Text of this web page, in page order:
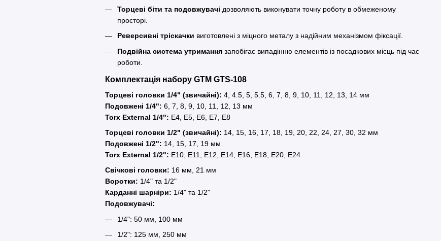
Торцеві біти та подовжувачі дозволяють виконувати точну роботу в обмеженому
просторі.
Реверсивні тріскачки виготовлені з міцного металу з надійним механізмом фіксації.
Подвійна система утримання запобігає випадінню елементів із посадкових місць під час
роботи.
Комплектація набору GTM GTS-108
Торцеві головки 1/4" (звичайні): 4, 4.5, 5, 5.5, 6, 7, 8, 9, 10, 11, 12, 13, 14 мм
Подовжені 1/4": 6, 7, 8, 9, 10, 11, 12, 13 мм
Torx External 1/4": E4, E5, E6, E7, E8
Торцеві головки 1/2" (звичайні): 14, 15, 16, 17, 18, 19, 20, 22, 24, 27, 30, 32 мм
Подовжені 1/2": 14, 15, 17, 19 мм
Torx External 1/2": E10, E11, E12, E14, E16, E18, E20, E24
Свічкові головки: 16 мм, 21 мм
Воротки: 1/4" та 1/2"
Карданні шарніри: 1/4" та 1/2"
Подовжувачі:
1/4": 50 мм, 100 мм
1/2": 125 мм, 250 мм